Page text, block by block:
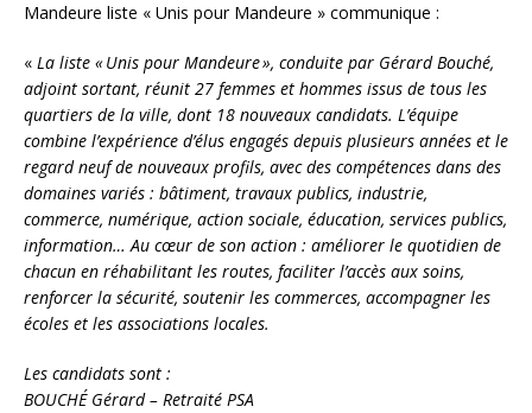
Mandeure liste « Unis pour Mandeure » communique :
« La liste « Unis pour Mandeure », conduite par Gérard Bouché,
adjoint sortant, réunit 27 femmes et hommes issus de tous les
quartiers de la ville, dont 18 nouveaux candidats. L’équipe
combine l’expérience d’élus engagés depuis plusieurs années et le
regard neuf de nouveaux profils, avec des compétences dans des
domaines variés : bâtiment, travaux publics, industrie,
commerce, numérique, action sociale, éducation, services publics,
information… Au cœur de son action : améliorer le quotidien de
chacun en réhabilitant les routes, faciliter l’accès aux soins,
renforcer la sécurité, soutenir les commerces, accompagner les
écoles et les associations locales.
Les candidats sont :
BOUCHÉ Gérard – Retraité PSA